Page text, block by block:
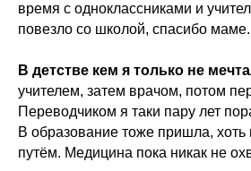
время с одноклассниками и
повезло со школой, спасибо маме.
В детстве кем я только не
учителем, затем врачом, потом
Переводчиком я таки пару лет
В образование тоже пришла,
путём. Медицина пока никак не